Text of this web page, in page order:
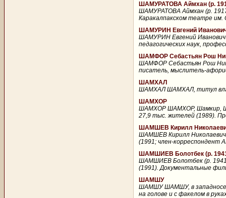
ШАМУРАТОВА Аймхан (р.
ШАМУРАТОВА Аймхан (р.
Каракалпакском театре им.
ШАМУРИН Евгений
ШАМУРИН Евгений Иванович
педагогических наук,
ШАМФОР Себастьян Рош
ШАМФОР Себастьян Рош
писатель, мыслитель-
ШАМХАЛ
ШАМХАЛ ШАМХАЛ, титул
ШАМХОР
ШАМХОР ШАМХОР, Шамкир,
27,9 тыс. жителей (1989).
ШАМШЕВ Кирилл
ШАМШЕВ Кирилл Николаевич
(1991; член-корреспондент
ШАМШИЕВ Болотбек (р.
ШАМШИЕВ Болотбек (р.
(1991). Документальные
ШАМШУ
ШАМШУ ШАМШУ, в
на голове и с факелом в